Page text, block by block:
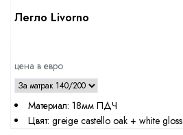
Легло Livorno
цена в евро
Материал: 18мм ПДЧ
Цвят: greige castello oak + white gloss